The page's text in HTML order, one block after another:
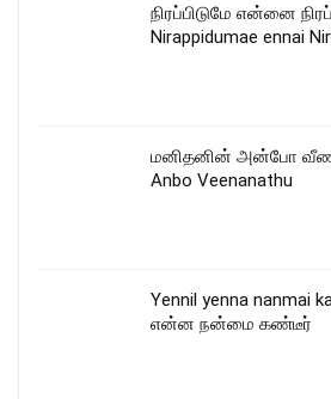
நிரப்பிடுமே என்னை
Nirappidumae ennai
மனிதனின் அன்போ
Anbo Veenanathu
Yennil yenna nanmai
என்ன நன்மை கண்டீர்